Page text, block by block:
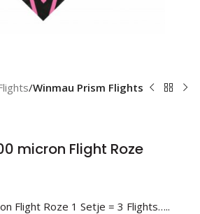
Winmau Prism Flights
micron Flight Roze
Flight Roze 1 Setje = 3 Flights…..